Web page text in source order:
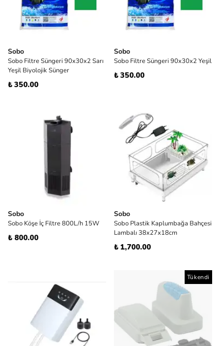
Sobo
Sobo Filtre Süngeri 90x30x2 Sarı
Yeşil Biyolojik Sünger
₺ 350.00
Sobo
Sobo Filtre Süngeri 90x30x2 Yeşil
₺ 350.00
Sobo
Sobo Köşe İç Filtre 800L/h 15W
₺ 800.00
Sobo
Sobo Plastik Kaplumbağa Bahçesi
Lambalı 38x27x18cm
₺ 1,700.00
Tükendi